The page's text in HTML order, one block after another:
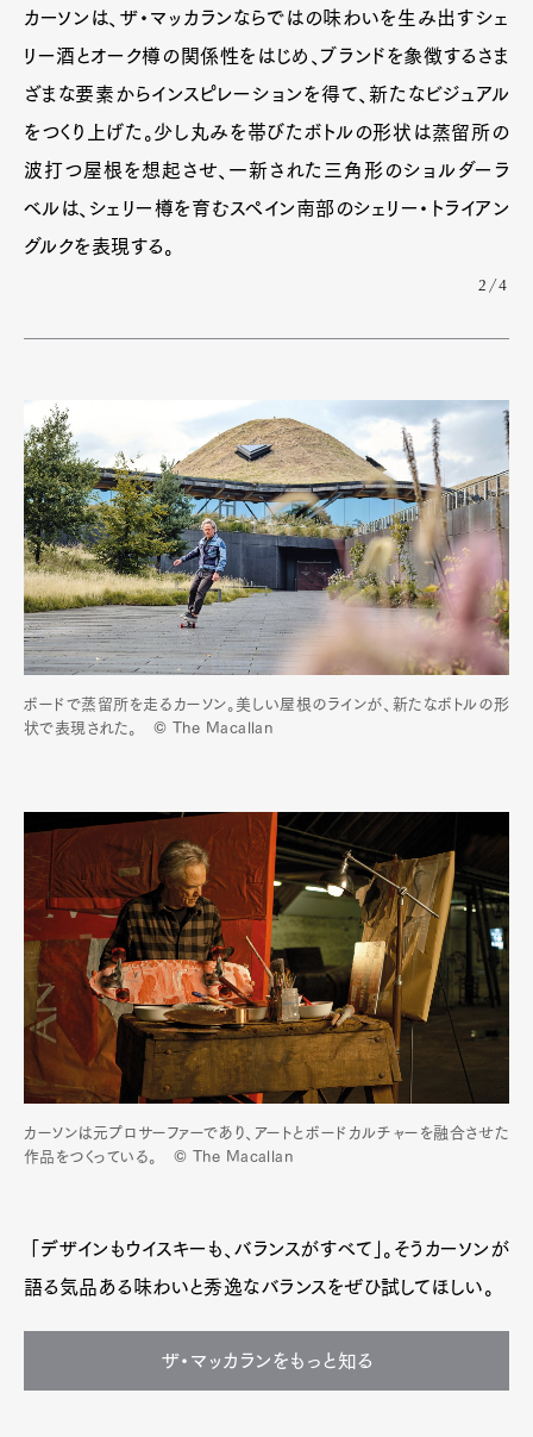
カーソンは、ザ・マッカランならではの味わいを生み出すシェ
リー酒とオーク樽の関係性をはじめ、ブランドを象徴するさま
ざまな要素からインスピレーションを得て、新たなビジュアル
をつくり上げた。少し丸みを帯びたボトルの形状は蒸留所の
波打つ屋根を想起させ、一新された三角形のショルダーラ
ベルは、シェリー樽を育むスペイン南部のシェリー・トライアン
グルクを表現する。
2/4
ボードで蒸留所を走るカーソン。美しい屋根のラインが、新たなボトルの形
状で表現された。 © The Macallan
カーソンは元プロサーファーであり、アートとボードカルチャーを融合させた
作品をつくっている。 © The Macallan
「デザインもウイスキーも、バランスがすべて」。そうカーソンが
語る気品ある味わいと秀逸なバランスをぜひ試してほしい。
ザ・マッカランをもっと知る